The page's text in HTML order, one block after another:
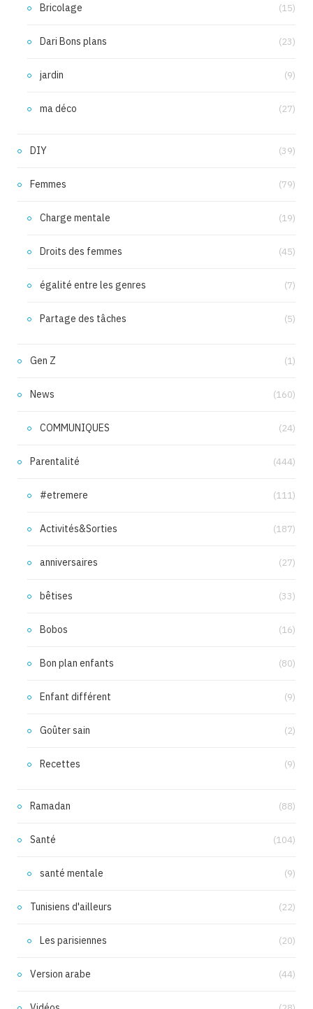
Bricolage (15)
Dari Bons plans (23)
jardin (9)
ma déco (27)
DIY (39)
Femmes (79)
Charge mentale (19)
Droits des femmes (45)
égalité entre les genres (7)
Partage des tâches (5)
Gen Z (1)
News (160)
COMMUNIQUES (24)
Parentalité (444)
#etremere (111)
Activités&Sorties (187)
anniversaires (27)
bêtises (33)
Bobos (16)
Bon plan enfants (80)
Enfant différent (9)
Goûter sain (2)
Recettes (9)
Ramadan (88)
Santé (104)
santé mentale (9)
Tunisiens d'ailleurs (22)
Les parisiennes (20)
Version arabe (44)